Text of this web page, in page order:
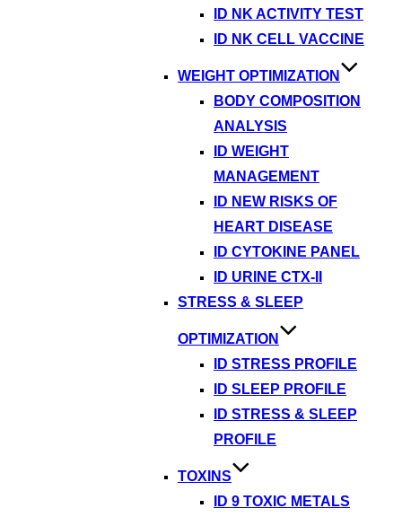
ID NK ACTIVITY TEST
ID NK CELL VACCINE
WEIGHT OPTIMIZATION
BODY COMPOSITION
ANALYSIS
ID WEIGHT
MANAGEMENT
ID NEW RISKS OF
HEART DISEASE
ID CYTOKINE PANEL
ID URINE CTX-II
STRESS & SLEEP
OPTIMIZATION
ID STRESS PROFILE
ID SLEEP PROFILE
ID STRESS & SLEEP
PROFILE
TOXINS
ID 9 TOXIC METALS